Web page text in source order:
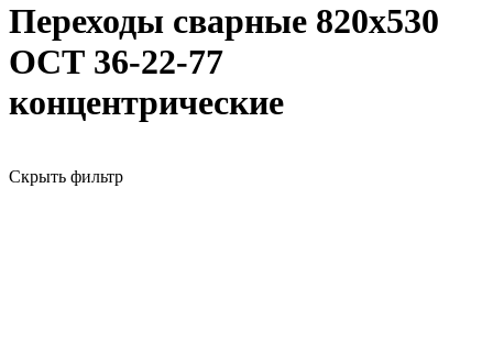
Переходы сварные 820х530
ОСТ 36-22-77
концентрические
Скрыть фильтр